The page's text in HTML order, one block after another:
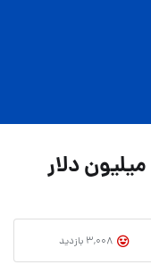
یک آدرس اینترنتی ۳.۶ میلیون دلار